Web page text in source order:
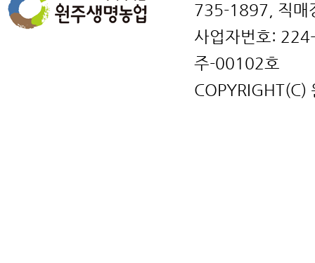
735-1897, 직
사업자번호:
주-00102호
COPYRIGHT(C)